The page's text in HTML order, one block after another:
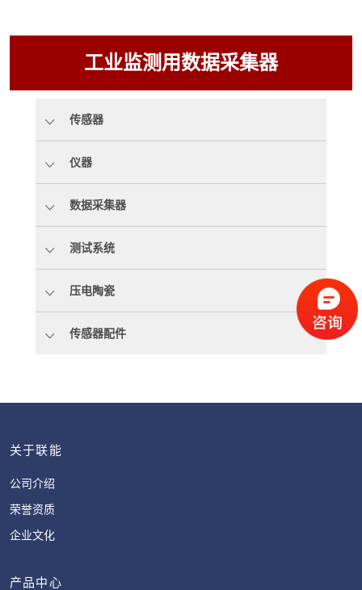
工业监测用数据采集器
传感器
仪器
数据采集器
测试系统
压电陶瓷
传感器配件
关于联能
公司介绍
荣誉资质
企业文化
产品中心